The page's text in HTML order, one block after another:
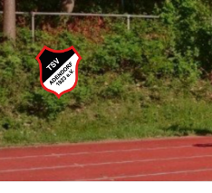
Zum
Inhalt
springen